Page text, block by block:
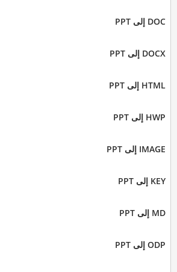
DOC إلى PPT
DOCX إلى PPT
HTML إلى PPT
HWP إلى PPT
IMAGE إلى PPT
KEY إلى PPT
MD إلى PPT
ODP إلى PPT